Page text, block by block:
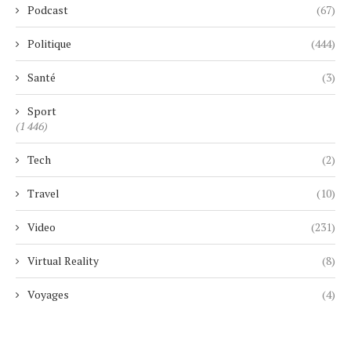
Podcast (67)
Politique (444)
Santé (3)
Sport
(1 446)
Tech (2)
Travel (10)
Video (231)
Virtual Reality (8)
Voyages (4)